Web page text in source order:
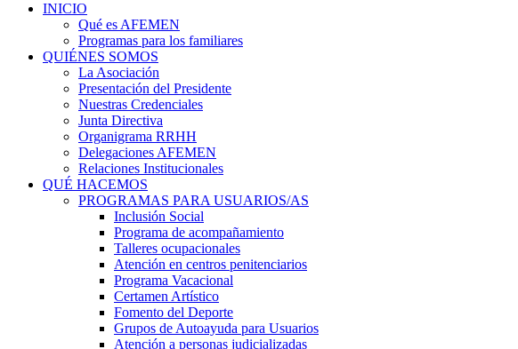
INICIO
Qué es AFEMEN
Programas para los familiares
QUIÉNES SOMOS
La Asociación
Presentación del Presidente
Nuestras Credenciales
Junta Directiva
Organigrama RRHH
Delegaciones AFEMEN
Relaciones Institucionales
QUÉ HACEMOS
PROGRAMAS PARA USUARIOS/AS
Inclusión Social
Programa de acompañamiento
Talleres ocupacionales
Atención en centros penitenciarios
Programa Vacacional
Certamen Artístico
Fomento del Deporte
Grupos de Autoayuda para Usuarios
Atención a personas judicializadas